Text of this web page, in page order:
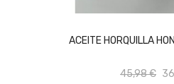
ACEITE HORQUILLA
45,98 €